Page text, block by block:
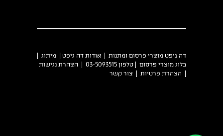
דה גיפט מוצרי פרסום ומתנות | אודות דה גיפט מיתוג
בלוג מוצרי פרסום | טלפון 03-5093515 |
הצהרת נגישות
הצהרת פרטיות צור קשר